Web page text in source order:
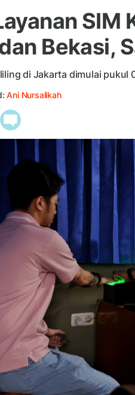
SIM
Bekasi,
di Jakarta dimulai pukul
Ani Nursalikah